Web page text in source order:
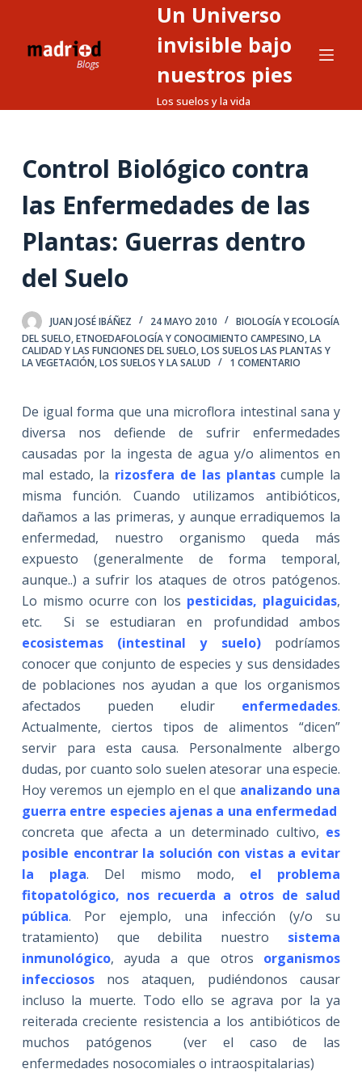
d
o
Un Universo
invisible bajo
nuestros pies
Los suelos y la vida
Control Biológico contra
las Enfermedades de las
Plantas: Guerras dentro
del Suelo
JUAN JOSÉ IBÁÑEZ 24 MAYO 2010
BIOLOGÍA Y ECOLOGÍA
DEL SUELO,ETNOEDAFOLOGÍA Y CONOCIMIENTO CAMPESINO,LA
CALIDAD Y LAS FUNCIONES DEL SUELO,LOS SUELOS LAS PLANTAS Y
LA VEGETACIÓN,LOS SUELOS Y LA SALUD 1 COMENTARIO
De igual forma que una microflora intestinal sana y
diversa nos defiende de sufrir enfermedades
causadas por la ingesta de agua y/o alimentos en
mal estado, la rizosfera de las plantascumple la
misma función. Cuando utilizamos antibióticos,
dañamos a las primeras, y aunque erradiquemos la
enfermedad, nuestro organismo queda más
expuesto (generalmente de forma temporal,
aunque..) a sufrir los ataques de otros patógenos.
Lo mismo ocurre con los pesticidas, plaguicidas,
etc. Si se estudiaran en profundidad ambos
ecosistemas (intestinal y suelo)podríamos
conocer que conjunto de especies y sus densidades
de poblaciones nos ayudan a que los organismos
afectados pueden eludir enfermedades.
Actualmente, ciertos tipos de alimentos “dicen”
servir para esta causa. Personalmente albergo
dudas, por cuanto solo suelen atesorar una especie.
Hoy veremos un ejemplo en el que analizando una
guerra entre especies ajenas a una enfermedad
concreta que afecta a un determinado cultivo, es
posible encontrar la solución con vistas a evitar
la plaga. Del mismo modo, el problema
fitopatológico, nos recuerda a otros de salud
pública. Por ejemplo, una infección (y/o su
tratamiento) que debilita nuestro sistema
inmunológico, ayuda a que otros organismos
infecciososnos ataquen, pudiéndonos causar
incluso la muerte. Todo ello se agrava por la ya
reiterada creciente resistencia a los antibióticos de
muchos patógenos (ver el caso de las
enfermedades nosocomiales o intraospitalarias)